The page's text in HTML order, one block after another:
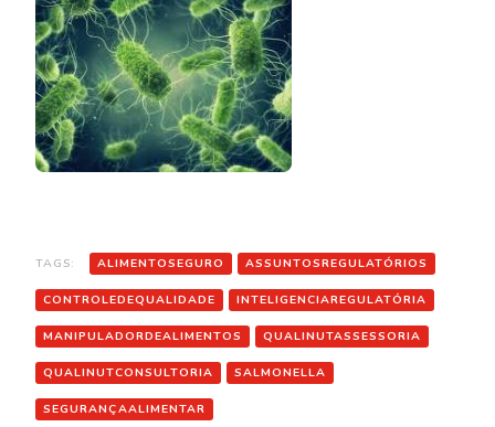
TAGS: ALIMENTOSEGURO ASSUNTOSREGULATÓRIOS
CONTROLEDEQUALIDADE INTELIGENCIAREGULATÓRIA
MANIPULADORDEALIMENTOS QUALINUTASSESSORIA
QUALINUTCONSULTORIA SALMONELLA
SEGURANÇAALIMENTAR